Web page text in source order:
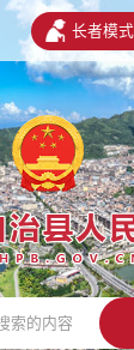
长者模式